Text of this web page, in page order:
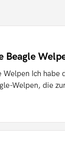
Beagle
Ich habe
Welpen, die